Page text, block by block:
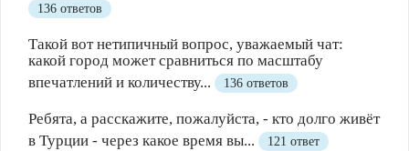
136 ответов
Такой вот нетипичный вопрос, уважаемый чат:
какой город может сравниться по масштабу
впечатлений и количеству...
136 ответов
Ребята, а расскажите, пожалуйста, - кто долго живёт
в Турции - через какое время вы...
121 ответ